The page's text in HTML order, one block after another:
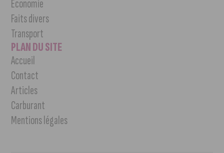
Économie
Faits divers
Transport
PLAN DU SITE
Accueil
Contact
Articles
Carburant
Mentions légales